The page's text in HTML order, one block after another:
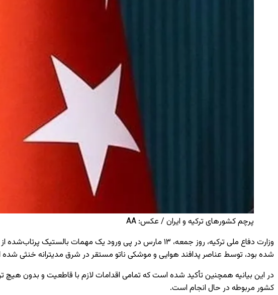
پرچم کشورهای ترکیه و ایران / عکس: AA
وزارت دفاع ملی ترکیه، روز جمعه، ۱۳ مارس در پی ورود یک
شده بود، توسط عناصر پدافند هوایی و موشکی ناتو مستقر در شرق مدیترانه خنثی
در این بیانیه همچنین تأکید شده است که تمامی اقدامات لازم با قاطعیت و بدون هیچ
کشور مربوطه در حال انجام است.